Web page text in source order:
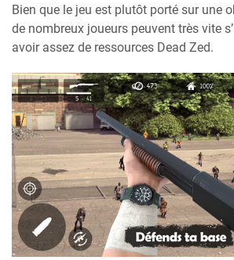
Bien que le jeu est plutôt porté sur une
de nombreux joueurs peuvent très vite
avoir assez de ressources Dead Zed.